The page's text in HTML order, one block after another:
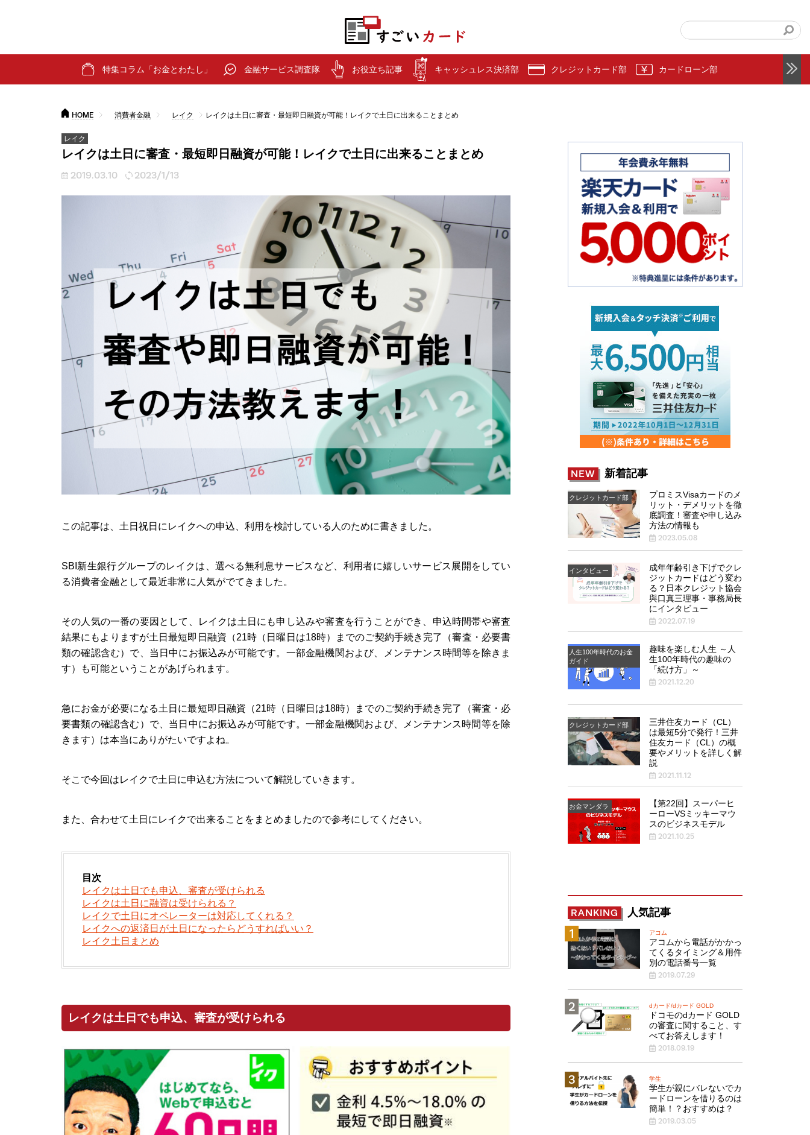
特集コラム「お金とわたし」 金融サービス調査隊 お役立ち記事 キャッシュレス決済部 クレジットカード部 カードローン部
HOME 消費者金融 レイク レイクは土日に審査・最短即日融資が可能！レイクで土日に出来ることまとめ
レイク
レイクは土日に審査・最短即日融資が可能！レイクで土日に出来ることまとめ
2019.03.10 2023/1/13
この記事は、土日祝日にレイクへの申込、利用を検討している人のために書きました。
SBI新生銀行グループのレイクは、選べる無利息サービスなど、利用者に嬉しいサービス展開をしてい
る消費者金融として最近非常に人気がでてきました。
その人気の一番の要因として、レイクは土日にも申し込みや審査を行うことができ、申込時間帯や審査
結果にもよりますが土日最短即日融資（21時（日曜日は18時）までのご契約手続き完了（審査・必要書
類の確認含む）で、当日中にお振込みが可能です。一部金融機関および、メンテナンス時間等を除きま
す）も可能ということがあげられます。
急にお金が必要になる土日に最短即日融資（21時（日曜日は18時）までのご契約手続き完了（審査・必
要書類の確認含む）で、当日中にお振込みが可能です。一部金融機関および、メンテナンス時間等を除
きます）は本当にありがたいですよね。
そこで今回はレイクで土日に申込む方法について解説していきます。
また、合わせて土日にレイクで出来ることをまとめましたので参考にしてください。
目次
レイクは土日でも申込、審査が受けられる
レイクは土日に融資は受けられる？
レイクで土日にオペレーターは対応してくれる？
レイクへの返済日が土日になったらどうすればいい？
レイク土日まとめ
レイクは土日でも申込、審査が受けられる
NEW 新着記事
クレジットカード部
プロミスVisaカードのメ
リット・デメリットを徹
底調査！審査や申し込み
方法の情報も
2023.05.08
インタビュー
成年年齢引き下げでクレ
ジットカードはどう変わ
る？日本クレジット協会
與口真三理事・事務局長
にインタビュー
2022.07.19
人生100年時代のお金
ガイド
趣味を楽しむ人生 ～人
生100年時代の趣味の
「続け方」～
2021.12.20
クレジットカード部
三井住友カード（CL）
は最短5分で発行！三井
住友カード（CL）の概
要やメリットを詳しく解
説
2021.11.12
お金マンダラ
【第22回】スーパーヒ
ーローVSミッキーマウ
スのビジネスモデル
2021.10.25
RANKING 人気記事
アコム
アコムから電話がかかっ
てくるタイミング＆用件
別の電話番号一覧
2019.07.29
dカード/dカード GOLD
ドコモのdカード GOLD
の審査に関すること、す
べてお答えします！
2018.09.19
学生
学生が親にバレないでカ
ードローンを借りるのは
簡単！？おすすめは？
2019.03.05